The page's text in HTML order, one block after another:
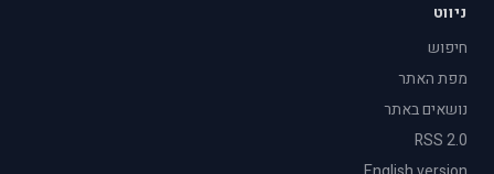
ניווט
חיפוש
מפת האתר
נושאים באתר
RSS 2.0